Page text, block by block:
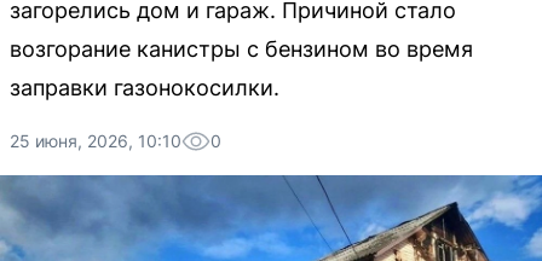
загорелись дом и гараж. Причиной стало
возгорание канистры с бензином во время
заправки газонокосилки.
25 июня, 2026, 10:10 0